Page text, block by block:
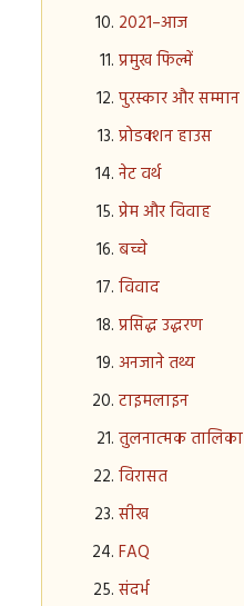
2021–आज
प्रमुख फिल्में
पुरस्कार और सम्मान
प्रोडक्शन हाउस
नेट वर्थ
प्रेम और विवाह
बच्चे
विवाद
प्रसिद्ध उद्धरण
अनजाने तथ्य
टाइमलाइन
तुलनात्मक तालिका
विरासत
सीख
FAQ
संदर्भ